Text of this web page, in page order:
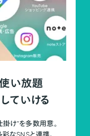
い放題
ていける
掛け"を多数用意。